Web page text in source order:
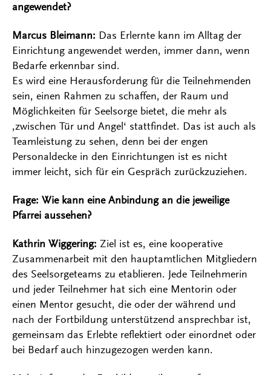
angewendet?
Marcus Bleimann: Das Erlernte kann im Alltag der
Einrichtung angewendet werden, immer dann, wenn
Bedarfe erkennbar sind.
Es wird eine Herausforderung für die Teilnehmenden
sein, einen Rahmen zu schaffen, der Raum und
Möglichkeiten für Seelsorge bietet, die mehr als
‚zwischen Tür und Angel‘ stattfindet. Das ist auch als
Teamleistung zu sehen, denn bei der engen
Personaldecke in den Einrichtungen ist es nicht
immer leicht, sich für ein Gespräch zurückzuziehen.
Frage: Wie kann eine Anbindung an die jeweilige
Pfarrei aussehen?
Kathrin Wiggering: Ziel ist es, eine kooperative
Zusammenarbeit mit den hauptamtlichen Mitgliedern
des Seelsorgeteams zu etablieren. Jede Teilnehmerin
und jeder Teilnehmer hat sich eine Mentorin oder
einen Mentor gesucht, die oder der während und
nach der Fortbildung unterstützend ansprechbar ist,
gemeinsam das Erlebte reflektiert oder einordnet oder
bei Bedarf auch hinzugezogen werden kann.